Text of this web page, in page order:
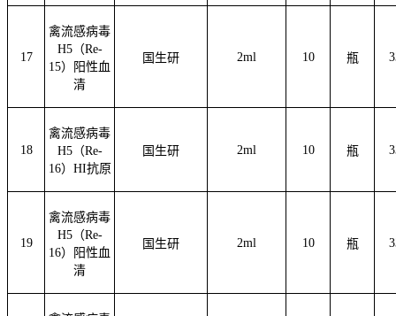
17
禽流感病毒
H5（Re-
15）阳性血
清
国生研 2ml 10 瓶
18
禽流感病毒
H5（Re-
16）HI抗原
国生研 2ml 10 瓶
19
禽流感病毒
H5（Re-
16）阳性血
清
国生研 2ml 10 瓶